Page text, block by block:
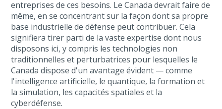
entreprises de ces besoins. Le Canada devrait faire de
même, en se concentrant sur la façon dont sa propre
base industrielle de défense peut contribuer. Cela
signifiera tirer parti de la vaste expertise dont nous
disposons ici, y compris les technologies non
traditionnelles et perturbatrices pour lesquelles le
Canada dispose d'un avantage évident — comme
l'intelligence artificielle, le quantique, la formation et
la simulation, les capacités spatiales et la
cyberdéfense.